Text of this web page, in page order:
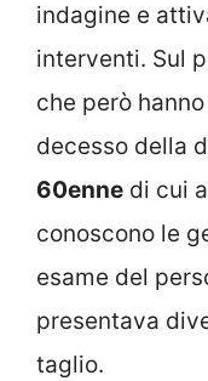
indagine e
interventi. Sul
che però
decesso della
60enne di cui
conoscono le
esame del
presentava
taglio.